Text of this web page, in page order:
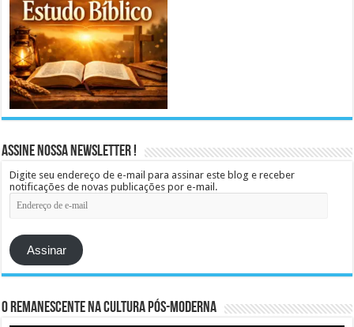
Assine Nossa Newsletter !
Digite seu endereço de e-mail para assinar este blog e receber
notificações de novas publicações por e-mail.
Endereço
de
mail
Assinar
O remanescente na cultura pós-moderna